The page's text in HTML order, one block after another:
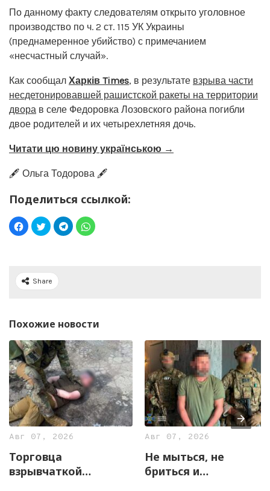
По данному факту следователям открыто уголовное
производство по ч. 2 ст. 115 УК Украины
(преднамеренное убийство) с примечанием
«несчастный случай».
Как сообщал Харків Times, в результате взрыва части
несдетонировавшей рашистской ракеты на территории
двора в селе Федоровка Лозовского района погибли
двое родителей и их четырехлетняя дочь.
Читати цю новину українською →
🖋️ Ольга Тодорова 🖋️
Поделиться ссылкой:
Share
Похожие новости
Авг 07, 2026
Торговца
взрывчаткой
Авг 07, 2026
Не мыться, не
бриться и